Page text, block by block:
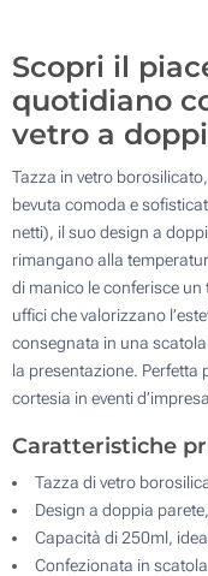
Scopri il
quotidiano
vetro a
Tazza in vetro
bevuta comoda e
netti), il suo design a
rimangano alla
di manico le conferisce
uffici che valorizzano
consegnata in una
la presentazione. Perfetta
cortesia in eventi
Caratteristiche
Tazza di vetro
Design a doppia
Capacità di 250ml,
Confezionata in